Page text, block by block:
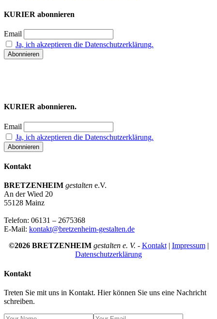
KURIER abonnieren
Email
Ja, ich akzeptieren die Datenschutzerklärung.
KURIER abonnieren.
Email
Ja, ich akzeptieren die Datenschutzerklärung.
Kontakt
BRETZENHEIM gestalten e.V.
An der Wied 20
55128 Mainz
Telefon: 06131 – 2675368
E-Mail: kontakt@bretzenheim-gestalten.de
©2026 BRETZENHEIM gestalten e. V.- Kontakt| Impressum|
Datenschutzerklärung
Kontakt
Treten Sie mit uns in Kontakt. Hier können Sie uns eine Nachricht
schreiben.